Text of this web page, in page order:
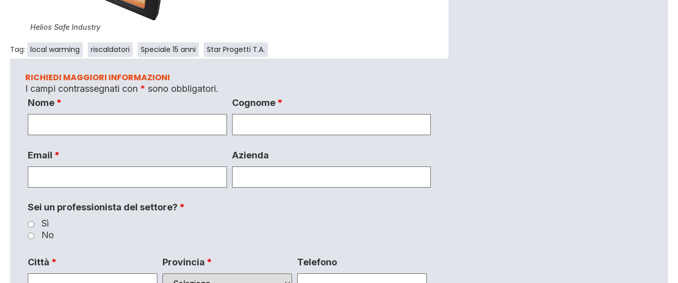
Helios Safe Industry
Tag: local warming riscaldatori Speciale 15 anni Star Progetti T.A.
RICHIEDI MAGGIORI INFORMAZIONI
I campi contrassegnati con * sono obbligatori.
Nome * Cognome *
Email * Azienda
Sei un professionista del settore? *
Sì
No
Città * Provincia * Telefono